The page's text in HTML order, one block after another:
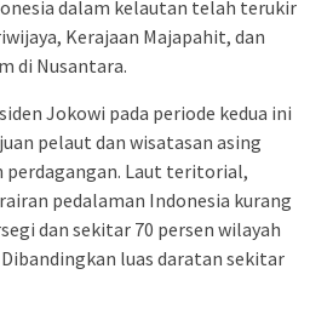
dalam kelautan telah terukir
Kerajaan Majapahit, dan
di Nusantara.
Jokowi pada periode kedua ini
pelaut dan wisatasan asing
perdagangan. Laut teritorial,
pedalaman Indonesia kurang
dan sekitar 70 persen wilayah
luas daratan sekitar